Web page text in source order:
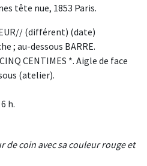
tête nue, 1853 Paris.
(différent) (date)
; au-dessous BARRE.
CENTIMES *. Aigle de face
(atelier).
h.
de coin avec sa couleur rouge et